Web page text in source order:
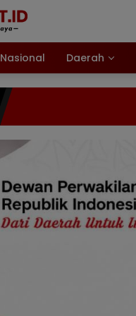
Nasional Daerah